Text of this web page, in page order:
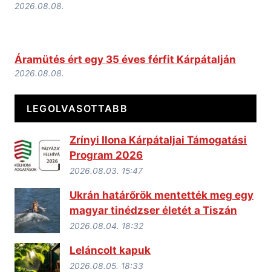
2026.08.08.
Áramütés ért egy 35 éves férfit Kárpátalján
2026.08.08.
LEGOLVASOTTABB
Zrínyi Ilona Kárpátaljai Támogatási
Program 2026
2026.08.03. 15:47
Ukrán határőrök mentették meg egy
magyar tinédzser életét a Tiszán
2026.08.04. 18:32
Leláncolt kapuk
2026.08.05. 18:33